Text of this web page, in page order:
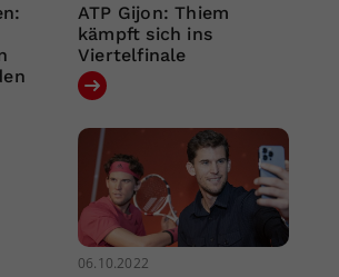
ATP Gijon: Thiem
kämpft sich ins
Viertelfinale
06.10.2022